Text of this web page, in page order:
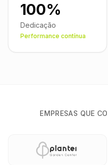
100%
Dedicação
Performance contínua
EMPRESAS QUE